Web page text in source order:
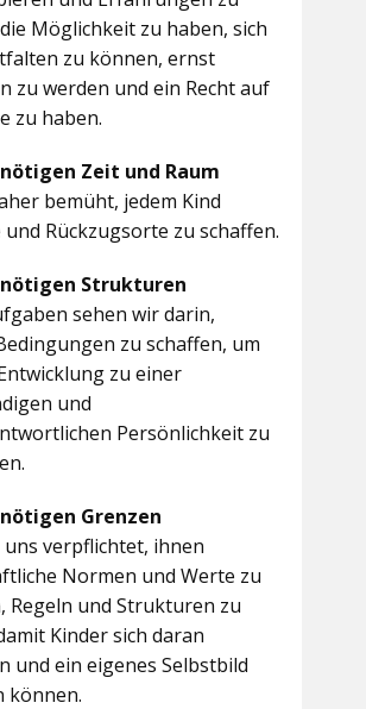
Möglichkeit zu haben, sich
zu können, ernst
zu werden und ein Recht auf
zu haben.
Zeit und Raum
bemüht, jedem Kind
und Rückzugsorte zu schaffen.
Strukturen
sehen wir darin,
zu schaffen, um
zu einer
und
Persönlichkeit zu
Grenzen
verpflichtet, ihnen
Normen und Werte zu
Regeln und Strukturen zu
Kinder sich daran
und ein eigenes Selbstbild
können.